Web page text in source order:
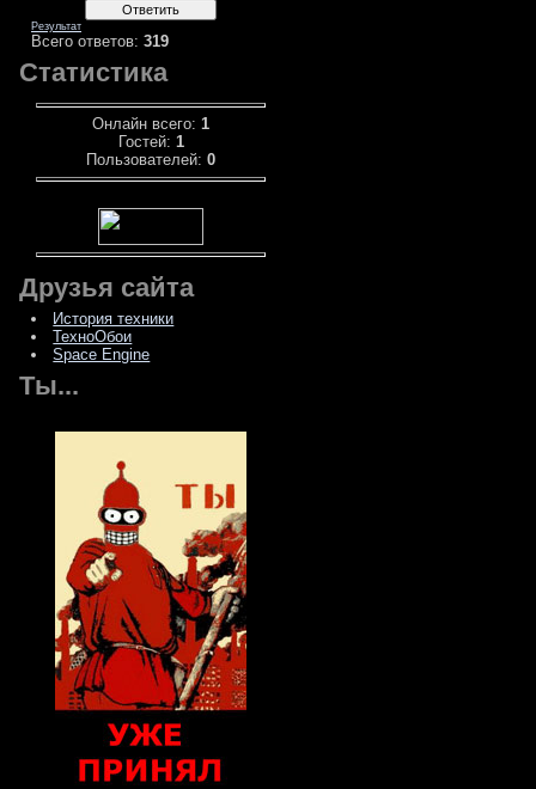
Результат
Всего ответов: 319
Статистика
Онлайн всего: 1
Гостей: 1
Пользователей: 0
Друзья сайта
История техники
ТехноОбои
Space Engine
Ты...